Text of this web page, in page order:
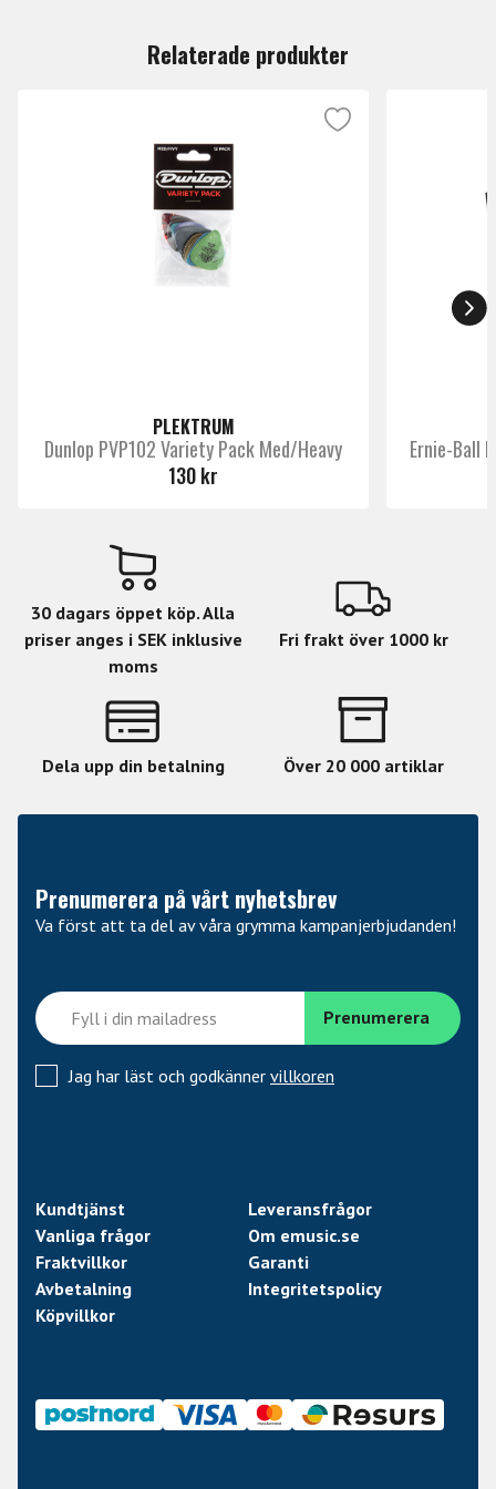
Singelpack
Relaterade produkter
PLEKTRUM
Dunlop PVP102 Variety Pack Med/Heavy
130 kr
Ernie-Ball
30 dagars öppet köp. Alla
priser anges i SEK inklusive
moms
Fri frakt över 1000 kr
Dela upp din betalning Över 20 000 artiklar
Prenumerera på vårt nyhetsbrev
Va först att ta del av våra grymma kampanjerbjudanden!
Jag har läst och godkänner villkoren
Kundtjänst
Leveransfrågor
Vanliga frågor
Om emusic.se
Fraktvillkor
Garanti
Avbetalning
Integritetspolicy
Köpvillkor